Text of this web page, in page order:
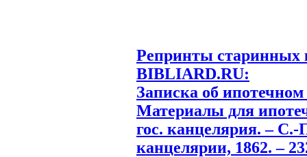
Репринты старинных
BIBLIARD.RU:
Записка об
Материалы для
гос. канцелярия. –
канцелярии, 1862. –